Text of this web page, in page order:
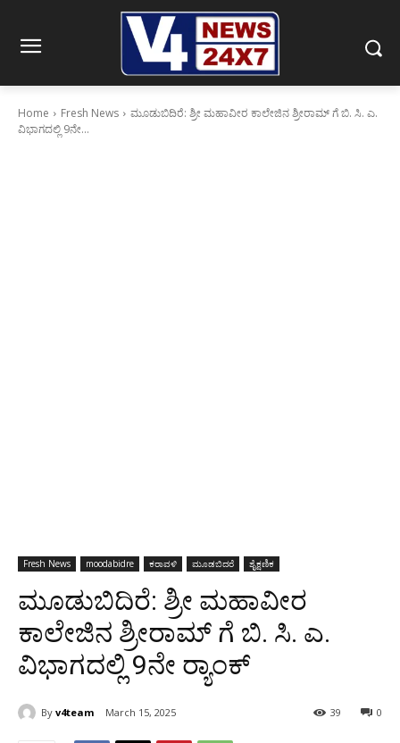
Home Fresh News
ಮೂಡುಬಿದಿರೆ: ಶ್ರೀ ಮಹಾವೀರ ಕಾಲೇಜಿನ ಶ್ರೀರಾಮ್ ಗೆ ಬಿ. ಸಿ. ಎ.
ವಿಭಾಗದಲ್ಲಿ 9ನೇ...
Fresh News moodabidre ಕರಾವಳಿ ಮೂಡಬಿದರೆ ಶೈಕ್ಷಣಿಕ
ಮೂಡುಬಿದಿರೆ: ಶ್ರೀ ಮಹಾವೀರ
ಕಾಲೇಜಿನ ಶ್ರೀರಾಮ್ ಗೆ ಬಿ. ಸಿ. ಎ.
ವಿಭಾಗದಲ್ಲಿ 9ನೇ ರ್‍ಯಾಂಕ್
By v4team March 15, 2025 0
39